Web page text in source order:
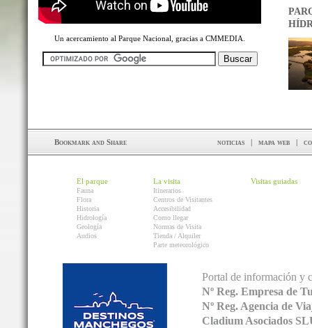
Un acercamiento al Parque Nacional, gracias a CMMEDIA.
noticias | mapa web |
El parque
Fauna
Flora
Historia
Hidrología
Geología
Audios
La visita
Itinerarios
Centros de Visitantes
Accesibilidad
Como llegar
Normas de Visita
Tienda / Alquiler
Parte meteorológico
Visitas guiadas
Portal de información y
Nº Reg. Empresa de
Nº Reg. Agencia de
Cladium Asociados